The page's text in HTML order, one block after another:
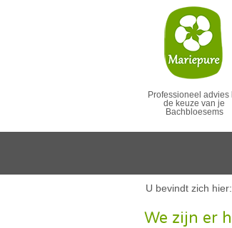
Professioneel advies
de keuze van je
Bachbloesems
U bevindt zich hier:
We zijn er